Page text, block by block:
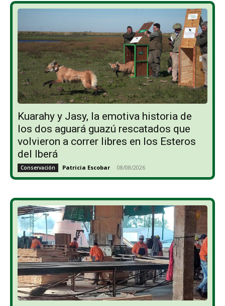
Kuarahy y Jasy, la emotiva historia de
los dos aguará guazú rescatados que
volvieron a correr libres en los Esteros
del Iberá
Conservación Patricia Escobar - 08/08/2026